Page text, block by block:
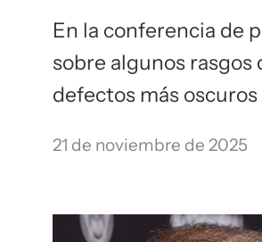
En la conferencia de
sobre algunos rasgos
defectos más oscuros
21 de noviembre de 2025